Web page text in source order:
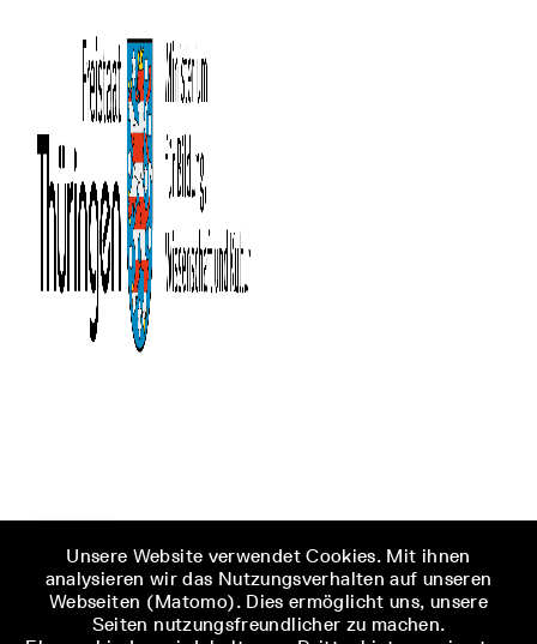
Unsere Website verwendet Cookies. Mit ihnen
analysieren wir das Nutzungsverhalten auf unseren
Webseiten (Matomo). Dies ermöglicht uns, unsere
Seiten nutzungsfreundlicher zu machen.